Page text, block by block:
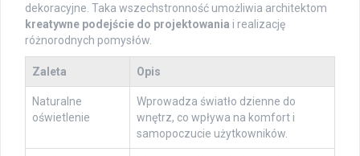
dekoracyjne. Taka wszechstronność umożliwia architektom
kreatywne podejście do projektowania i realizację
różnorodnych pomysłów.
Zaleta Opis
Naturalne
oświetlenie
Wprowadza światło dzienne do
wnętrz, co wpływa na komfort i
samopoczucie użytkowników.